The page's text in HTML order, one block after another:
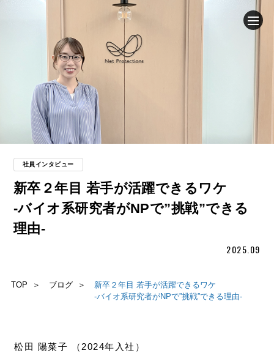
企業情報
ニュース
事業内容
採用情報
ブログ
サステナビリティ
社員インタビュー
新卒２年目 若手が活躍できるワケ
-バイオ系研究者がNPで”挑戦”できる
理由-
2025.09
TOP ブログ
新卒２年目 若手が活躍できるワケ
-バイオ系研究者がNPで”挑戦”できる理由-
松田 陽菜子 （2024年入社）